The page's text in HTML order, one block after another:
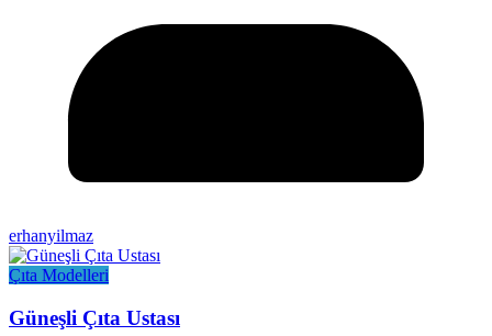
erhanyilmaz
Çıta Modelleri
Güneşli Çıta Ustası